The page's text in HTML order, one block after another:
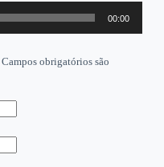
00:00
Campos obrigatórios são